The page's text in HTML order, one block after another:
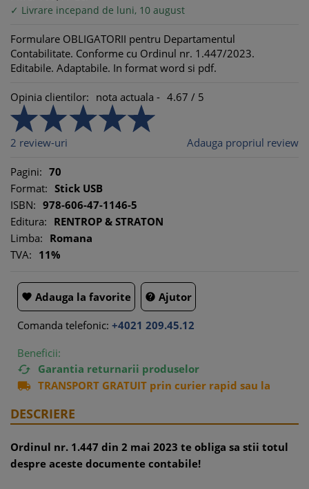
✓ Livrare incepand de luni, 10 august
Formulare OBLIGATORII pentru Departamentul
Contabilitate. Conforme cu Ordinul nr. 1.447/2023.
Editabile. Adaptabile. In format word si pdf.
Opinia clientilor: nota actuala - 4.67 / 5
2 review-uri Adauga propriul review
Pagini: 70
Format: Stick USB
ISBN: 978-606-47-1146-5
Editura: RENTROP & STRATON
Limba: Romana
TVA: 11%
 Adauga la favorite  Ajutor
Comanda telefonic: +4021 209.45.12
Beneficii:
 Garantia returnarii produselor
 TRANSPORT GRATUIT prin curier rapid sau la
DESCRIERE
Ordinul nr. 1.447 din 2 mai 2023 te obliga sa stii totul
despre aceste documente contabile!